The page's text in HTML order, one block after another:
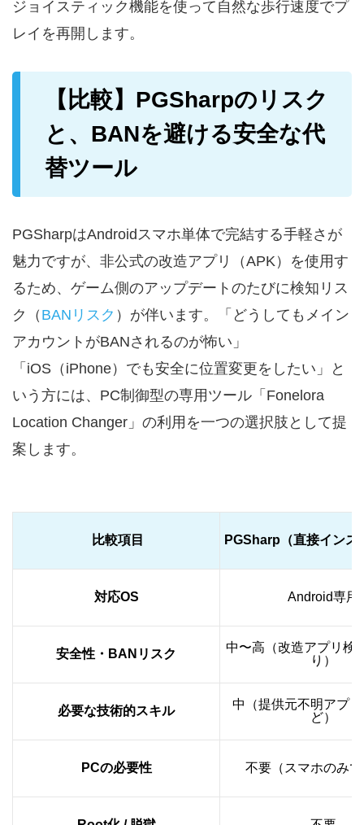
ジョイスティック機能を使って自然な歩行速度でプ
レイを再開します。
【比較】PGSharpのリスク
と、BANを避ける安全な代
替ツール
PGSharpはAndroidスマホ単体で完結する手軽さが
魅力ですが、非公式の改造アプリ（APK）を使用す
るため、ゲーム側のアップデートのたびに検知リス
ク（ BANリスク ）が伴います。「どうしてもメイン
アカウントがBANされるのが怖い」
「iOS（iPhone）でも安全に位置変更をしたい」と
いう方には、PC制御型の専用ツール「Fonelora
Location Changer」の利用を一つの選択肢として提
案します。
比較項目 PGSharp（直接インス
対応OS Android専用
安全性・BANリスク
中〜高（改造アプリ検
り）
必要な技術的スキル
中（提供元不明アプ
ど）
PCの必要性 不要（スマホのみ